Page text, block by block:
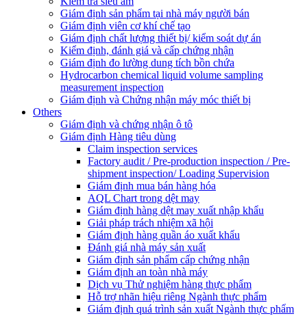
Giám định sản phẩm tại nhà máy người bán
Giám định viên cơ khí chế tạo
Giám định chất lượng thiết bị/ kiểm soát dự án
Kiểm định, đánh giá và cấp chứng nhận
Giám định đo lường dung tích bồn chứa
Hydrocarbon chemical liquid volume sampling
measurement inspection
Giám định và Chứng nhận máy móc thiết bị
Others
Giám định và chứng nhận ô tô
Giám định Hàng tiêu dùng
Claim inspection services
Factory audit / Pre-production inspection / Pre-
shipment inspection/ Loading Supervision
Giám định mua bán hàng hóa
AQL Chart trong dệt may
Giám định hàng dệt may xuất nhập khẩu
Giải pháp trách nhiệm xã hội
Giám định hàng quần áo xuất khẩu
Đánh giá nhà máy sản xuất
Giám định sản phẩm cấp chứng nhận
Giám định an toàn nhà máy
Dịch vụ Thử nghiệm hàng thực phẩm
Hỗ trợ nhãn hiệu riêng Ngành thực phẩm
Giám định quá trình sản xuất Ngành thực phẩm